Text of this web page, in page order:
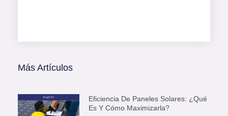
Más Artículos
Eficiencia De Paneles Solares: ¿Qué
Es Y Cómo Maximizarla?